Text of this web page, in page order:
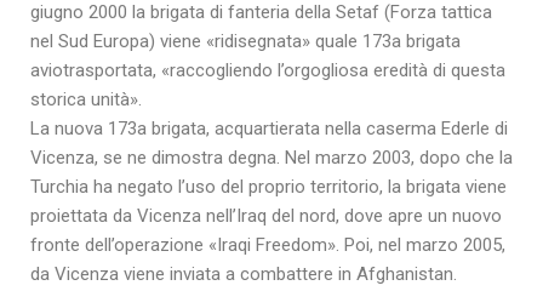
giugno 2000 la brigata di fanteria della Setaf (Forza tattica
nel Sud Europa) viene «ridisegnata» quale 173a brigata
aviotrasportata, «raccogliendo l’orgogliosa eredità di questa
storica unità».
La nuova 173a brigata, acquartierata nella caserma Ederle di
Vicenza, se ne dimostra degna. Nel marzo 2003, dopo che la
Turchia ha negato l’uso del proprio territorio, la brigata viene
proiettata da Vicenza nell’Iraq del nord, dove apre un nuovo
fronte dell’operazione «Iraqi Freedom». Poi, nel marzo 2005,
da Vicenza viene inviata a combattere in Afghanistan.